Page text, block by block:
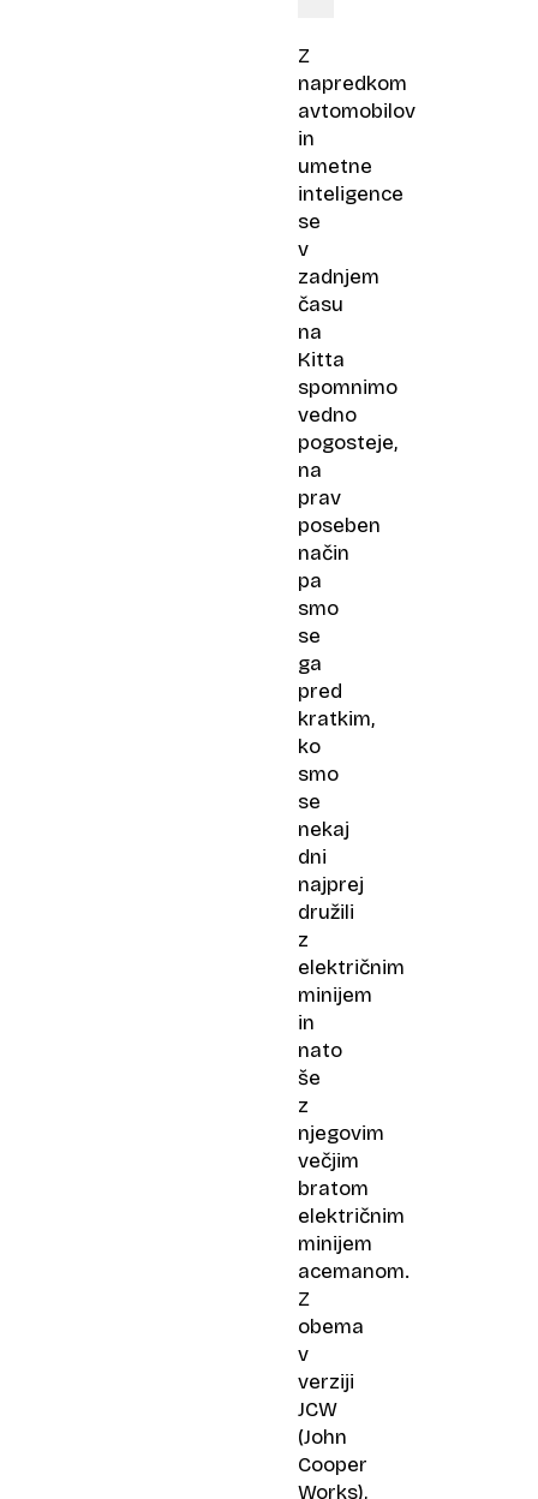
Z
napredkom
avtomobilov
in
umetne
inteligence
se
v
zadnjem
času
na
Kitta
spomnimo
vedno
pogosteje,
na
prav
poseben
način
pa
smo
se
ga
pred
kratkim,
ko
smo
se
nekaj
dni
najprej
družili
z
električnim
minijem
in
nato
še
z
njegovim
večjim
bratom
električnim
minijem
acemanom.
Z
obema
v
verziji
JCW
(John
Cooper
Works),